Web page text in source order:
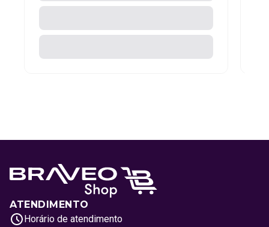
ATENDIMENTO
Horário de atendimento